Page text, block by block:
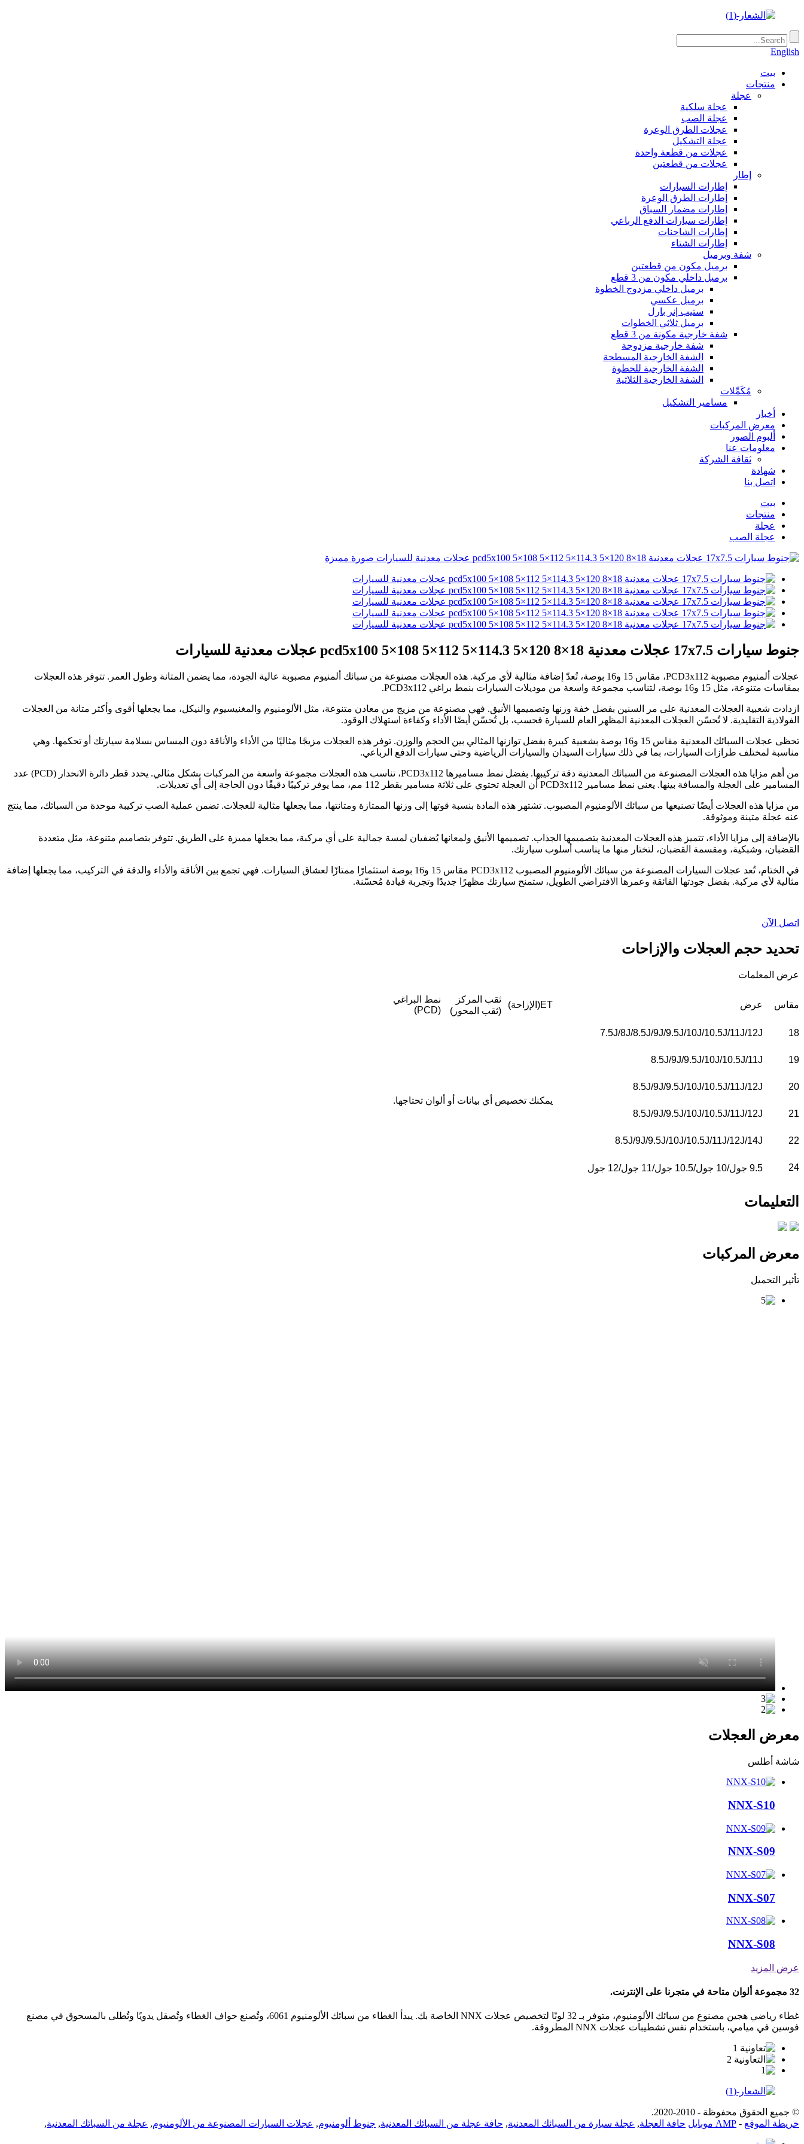
English
بيت
منتجات
عجلة
عجلة سلكية
عجلة الصب
عجلات الطرق الوعرة
عجلة التشكيل
عجلات من قطعة واحدة
عجلات من قطعتين
إطار
إطارات السيارات
إطارات الطرق الوعرة
إطارات مضمار السباق
إطارات سيارات الدفع الرباعي
إطارات الشاحنات
إطارات الشتاء
شفة وبرميل
برميل مكون من قطعتين
برميل داخلي مكون من 3 قطع
برميل داخلي مزدوج الخطوة
برميل عكسي
ستيب إنر بارل
برميل ثلاثي الخطوات
شفة خارجية مكونة من 3 قطع
شفة خارجية مزدوجة
الشفة الخارجية المسطحة
الشفة الخارجية للخطوة
الشفة الخارجية الثلاثية
مُكَمِّلات
مسامير التشكيل
أخبار
معرض المركبات
ألبوم الصور
معلومات عنا
ثقافة الشركة
شهادة
اتصل بنا
بيت
منتجات
عجلة
عجلة الصب
جنوط سيارات 17x7.5 عجلات معدنية 18×8 pcd5x100 5×108 5×112 5×114.3 5×120 عجلات معدنية للسيارات
عجلات ألمنيوم مصبوبة PCD3x112، مقاس 15 و16 بوصة، تُعدّ إضافة مثالية لأي مركبة. هذه العجلات مصنوعة من سبائك ألمنيوم مصبوبة عالية الجودة، مما يضمن المتانة وطول العمر. تتوفر هذه العجلات
بمقاسات متنوعة، مثل 15 و16 بوصة، لتناسب مجموعة واسعة من موديلات السيارات بنمط براغي PCD3x112.
ازدادت شعبية العجلات المعدنية على مر السنين بفضل خفة وزنها وتصميمها الأنيق. فهي مصنوعة من مزيج من معادن متنوعة، مثل الألومنيوم والمغنيسيوم والنيكل، مما يجعلها أقوى وأكثر متانة من العجلات
الفولاذية التقليدية. لا تُحسّن العجلات المعدنية المظهر العام للسيارة فحسب، بل تُحسّن أيضًا الأداء وكفاءة استهلاك الوقود.
تحظى عجلات السبائك المعدنية مقاس 15 و16 بوصة بشعبية كبيرة بفضل توازنها المثالي بين الحجم والوزن. توفر هذه العجلات مزيجًا مثاليًا من الأداء والأناقة دون المساس بسلامة سيارتك أو تحكمها. وهي
مناسبة لمختلف طرازات السيارات، بما في ذلك سيارات السيدان والسيارات الرياضية وحتى سيارات الدفع الرباعي.
من أهم مزايا هذه العجلات المصنوعة من السبائك المعدنية دقة تركيبها. بفضل نمط مساميرها PCD3x112، تناسب هذه العجلات مجموعة واسعة من المركبات بشكل مثالي. يحدد قطر دائرة الانحدار (PCD) عدد
المسامير على العجلة والمسافة بينها. يعني نمط مسامير PCD3x112 أن العجلة تحتوي على ثلاثة مسامير بقطر 112 مم، مما يوفر تركيبًا دقيقًا دون الحاجة إلى أي تعديلات.
من مزايا هذه العجلات أيضًا تصنيعها من سبائك الألومنيوم المصبوب. تشتهر هذه المادة بنسبة قوتها إلى وزنها الممتازة ومتانتها، مما يجعلها مثالية للعجلات. تضمن عملية الصب تركيبة موحدة من السبائك، مما ينتج
عنه عجلة متينة وموثوقة.
بالإضافة إلى مزايا الأداء، تتميز هذه العجلات المعدنية بتصميمها الجذاب. تصميمها الأنيق ولمعانها يُضفيان لمسة جمالية على أي مركبة، مما يجعلها مميزة على الطريق. تتوفر بتصاميم متنوعة، مثل متعددة
القضبان، وشبكية، ومقسمة القضبان، لتختار منها ما يناسب أسلوب سيارتك.
في الختام، تُعد عجلات السيارات المصنوعة من سبائك الألومنيوم المصبوب PCD3x112 مقاس 15 و16 بوصة استثمارًا ممتازًا لعشاق السيارات. فهي تجمع بين الأناقة والأداء والدقة في التركيب، مما يجعلها إضافة
مثالية لأي مركبة. بفضل جودتها الفائقة وعمرها الافتراضي الطويل، ستمنح سيارتك مظهرًا جديدًا وتجربة قيادة مُحسّنة.
اتصل الآن
تحديد حجم العجلات والإزاحات
عرض المعلمات
مقاس عرض ET(الإزاحة)
ثقب المركز
(ثقب المحور)
نمط البراغي
(PCD)
18
7.5J/8J/8.5J/9J/9.5J/10J/10.5J/11J/12J
يمكنك تخصيص أي بيانات أو ألوان تحتاجها.
19
8.5J/9J/9.5J/10J/10.5J/11J
20
8.5J/9J/9.5J/10J/10.5J/11J/12J
21
8.5J/9J/9.5J/10J/10.5J/11J/12J
22
8.5J/9J/9.5J/10J/10.5J/11J/12J/14J
24 9.5 جول/10 جول/10.5 جول/11 جول/12 جول
التعليمات
معرض المركبات
تأثير التحميل
معرض العجلات
شاشة أطلس
NNX-S10
NNX-S09
NNX-S07
NNX-S08
عرض المزيد
32 مجموعة ألوان متاحة في متجرنا على الإنترنت.
غطاء رياضي هجين مصنوع من سبائك الألومنيوم، متوفر بـ 32 لونًا لتخصيص عجلات NNX الخاصة بك. يبدأ الغطاء من سبائك الألومنيوم 6061، وتُصنع حواف الغطاء وتُصقل يدويًا وتُطلى بالمسحوق في مصنع
فوسين في ميامي، باستخدام نفس تشطيبات عجلات NNX المطروقة.
© جميع الحقوق محفوظة - 2010-2020.
خريطة الموقع - AMP موبايل حافة العجلة, عجلة سيارة من السبائك المعدنية, حافة عجلة من السبائك المعدنية, جنوط ألومنيوم, عجلات السيارات المصنوعة من الألومنيوم, عجلة من السبائك المعدنية,